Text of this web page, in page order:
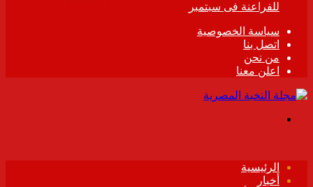
للفراعنة فى سبتمبر
سياسة الخصوصية
اتصل بنا
من نحن
اعلن معنا
الرئيسية
أخبار